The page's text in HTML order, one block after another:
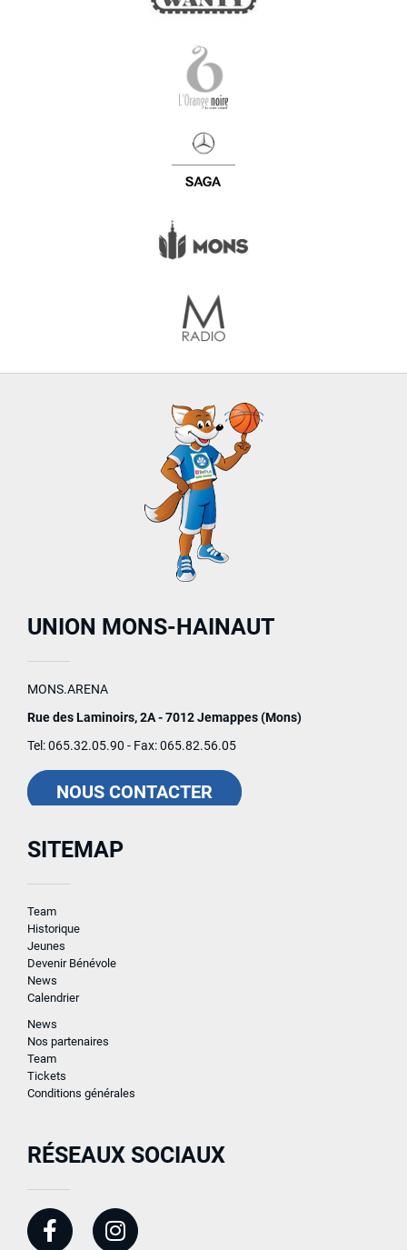
UNION MONS-HAINAUT
MONS.ARENA
Rue des Laminoirs, 2A - 7012 Jemappes (Mons)
Tel: 065.32.05.90 - Fax: 065.82.56.05
NOUS CONTACTER
SITEMAP
Team
Historique
Jeunes
Devenir Bénévole
News
Calendrier
News
Nos partenaires
Team
Tickets
Conditions générales
RÉSEAUX SOCIAUX